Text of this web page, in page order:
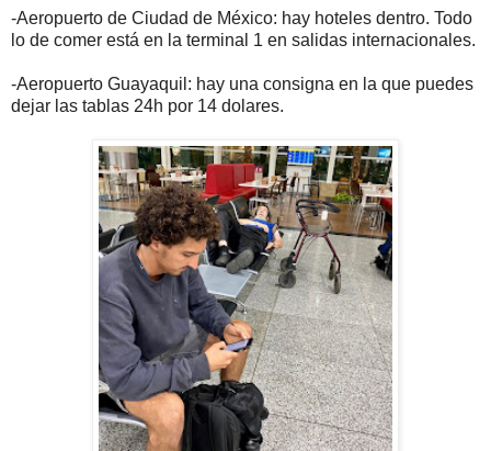
-Aeropuerto de Ciudad de México: hay hoteles dentro. Todo
lo de comer está en la terminal 1 en salidas internacionales.
-Aeropuerto Guayaquil: hay una consigna en la que puedes
dejar las tablas 24h por 14 dolares.